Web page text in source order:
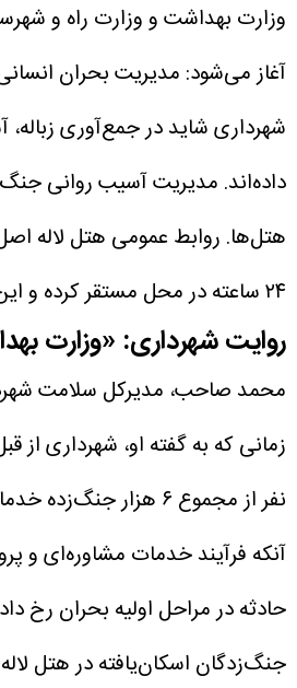
وزارت بهداشت و وزارت راه و
آغاز می‌شود: مدیریت بحران
شهرداری شاید در جمع‌آوری
داده‌اند. مدیریت آسیب روانی
هتل‌ها. روابط عمومی هتل لاله
۲۴ ساعته در محل مستقر کرده و این فرد می‌توانست از این امکانات استفاده کند.
روایت شهرداری: «وزارت
محمد صاحب، مدیرکل سلامت
زمانی که به گفته او، شهرداری
نفر از مجموع ۶ هزار جنگ‌زده خدمات مشاوره‌ای و حمایتی ارائه کرده است.
آنکه فرآیند خدمات مشاوره‌ای و
حادثه در مراحل اولیه بحران رخ
جنگ‌زدگان اسکان‌یافته در هتل